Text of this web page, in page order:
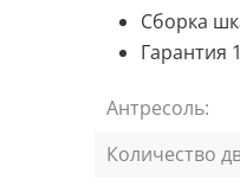
Сборка
Гарантия
Антресоль:
Количество